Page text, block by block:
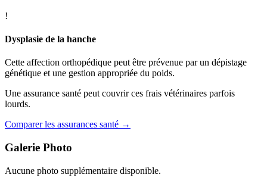
!
Dysplasie de la hanche
Cette affection orthopédique peut être prévenue par un dépistage
génétique et une gestion appropriée du poids.
Une assurance santé peut couvrir ces frais vétérinaires parfois
lourds.
Comparer les assurances santé →
Galerie Photo
Aucune photo supplémentaire disponible.